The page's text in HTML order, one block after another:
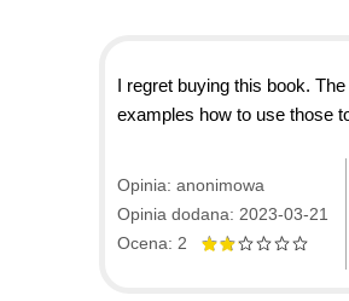
I regret buying this book.
examples how to use those
Opinia: anonimowa
Opinia dodana: 2023-03-21
Ocena: 2